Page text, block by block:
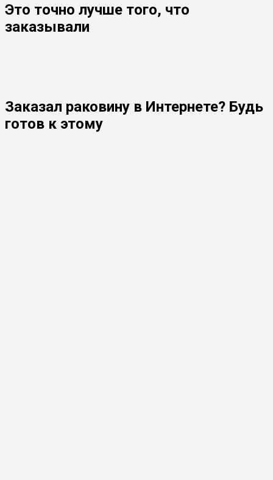
Это точно лучше того, что
заказывали
Заказал раковину в Интернете? Будь
готов к этому